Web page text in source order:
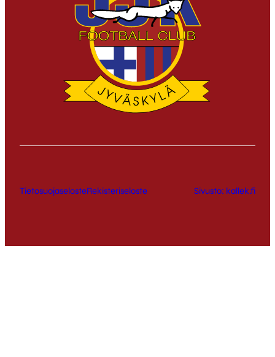
TietosuojaselosteRekisteriseloste Sivusto: kallek.fi